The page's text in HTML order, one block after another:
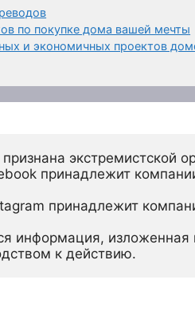
по покупке дома вашей мечты
и экономичных проектов
экстремистской
принадлежит
принадлежит
информация, изложенная
к действию.